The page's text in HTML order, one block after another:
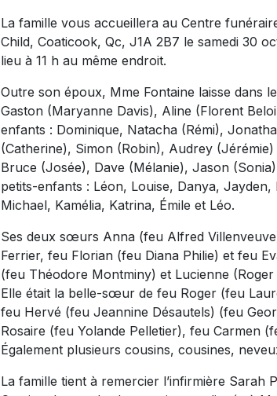
La famille vous accueillera au Centre
Child, Coaticook, Qc, J1A 2B7 le samedi 30
lieu à 11 h au même endroit.
Outre son époux, Mme Fontaine laisse dans
Gaston (Maryanne Davis), Aline (Florent
enfants : Dominique, Natacha (Rémi),
(Catherine), Simon (Robin), Audrey
Bruce (Josée), Dave (Mélanie), Jason
petits-enfants : Léon, Louise, Danya,
Michael, Kamélia, Katrina, Émile et Léo.
Ses deux sœurs Anna (feu Alfred
Ferrier, feu Florian (feu Diana Philie) et feu
(feu Théodore Montminy) et Lucienne
Elle était la belle-sœur de feu Roger (feu
feu Hervé (feu Jeannine Désautels) (feu
Rosaire (feu Yolande Pelletier), feu Carmen
Également plusieurs cousins, cousines,
La famille tient à remercier l’infirmière Sarah